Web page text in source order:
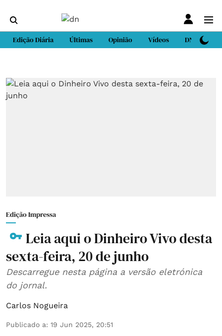
Edição Diária Últimas Opinião Vídeos DN Sport
Edição Impressa
Leia aqui o Dinheiro Vivo desta
sexta-feira, 20 de junho
Descarregue nesta página a versão eletrónica
do jornal.
Carlos Nogueira
Publicado a: 19 Jun 2025, 20:51